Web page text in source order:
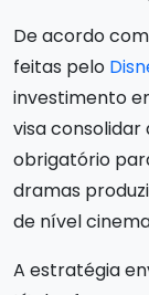
De acordo
feitas pelo
investimento
visa
obrigatório
dramas
de nível
A estratégia